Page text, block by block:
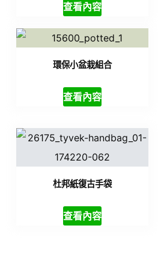
查看內容
環保小盆栽組合
查看內容
杜邦紙復古手袋
查看內容